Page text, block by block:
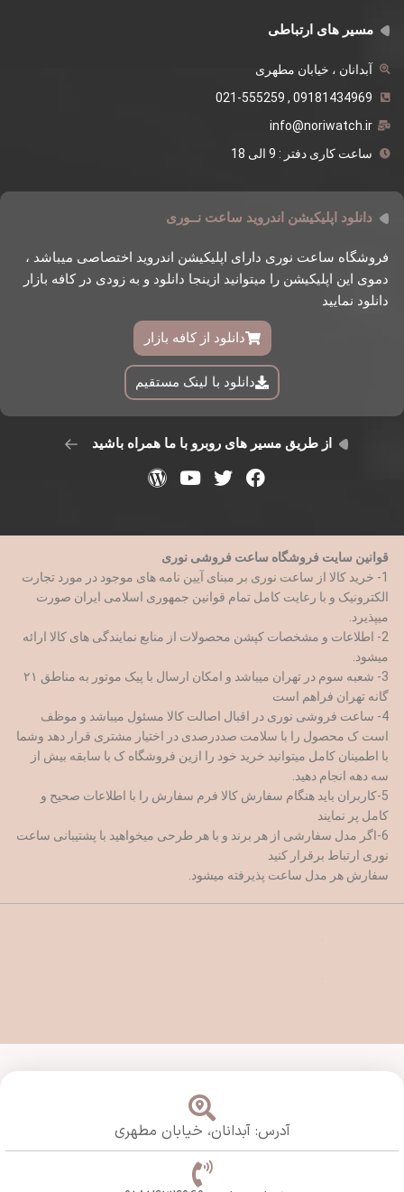
مسیر های ارتباطی
آبدانان ، خیابان مطهری
09181434969 , 021-555259
info@noriwatch.ir
ساعت کاری دفتر : 9 الی 18
دانلود اپلیکیشن اندروید ساعت نــوری
فروشگاه ساعت نوری دارای اپلیکیشن اندروید اختصاصی میباشد ،
دموی این اپلیکیشن را میتوانید ازینجا دانلود و به زودی در کافه بازار
دانلود نمایید
دانلود از کافه بازار
دانلود با لینک مستقیم
از طریق مسیر های روبرو با ما همراه باشید
قوانین سایت فروشگاه ساعت فروشی نوری
1- خرید کالا از ساعت نوری بر مبنای آیین نامه های موجود در مورد تجارت
الکترونیک و با رعایت کامل تمام قوانین جمهوری اسلامی ایران صورت
میپذیرد.
2- اطلاعات و مشخصات کپشن محصولات از منابع نمایندگی های کالا ارائه
میشود.
3- شعبه سوم در تهران میباشد و امکان ارسال با پیک موتور به مناطق ۲۱
گانه تهران فراهم است
4- ساعت فروشی نوری در اقبال اصالت کالا مسئول میباشد و موظف
است ک محصول را با سلامت صددرصدی در اختیار مشتری قرار دهد وشما
با اطمینان کامل میتوانید خرید خود را ازین فروشگاه ک با سابقه بیش از
سه دهه انجام دهید.
5-کاربران باید هنگام سفارش کالا فرم سفارش را با اطلاعات صحیح و
کامل پر نمایند
6-اگر مدل سفارشی از هر برند و با هر طرحی میخواهید با پشتیبانی ساعت
نوری ارتباط برقرار کنید
سفارش هر مدل ساعت پذیرفته میشود.
آدرس: آبدانان، خیابان مطهری